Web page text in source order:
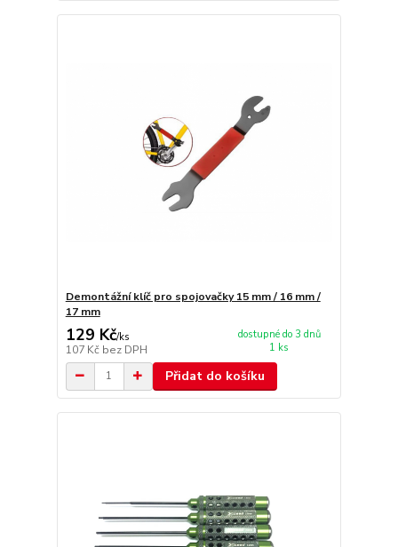
Demontážní klíč pro spojovačky 15 mm / 16 mm /
17 mm
129 Kč/ks
107 Kč bez DPH
dostupné do 3 dnů
1 ks
Přidat do košíku